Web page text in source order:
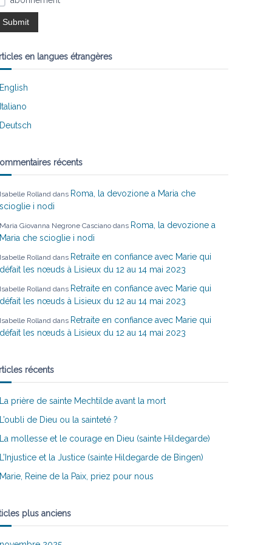
en langues étrangères
English
Italiano
Deutsch
récents
Isabelle Rolland dans Roma, la devozione a Maria che
scioglie i nodi
Maria Giovanna Negrone Casciano dans Roma, la devozione a
Maria che scioglie i nodi
Isabelle Rolland dans Retraite en confiance avec Marie qui
défait les nœuds à Lisieux du 12 au 14 mai 2023
Isabelle Rolland dans Retraite en confiance avec Marie qui
défait les nœuds à Lisieux du 12 au 14 mai 2023
Isabelle Rolland dans Retraite en confiance avec Marie qui
défait les nœuds à Lisieux du 12 au 14 mai 2023
récents
La prière de sainte Mechtilde avant la mort
L’oubli de Dieu ou la sainteté ?
La mollesse et le courage en Dieu (sainte Hildegarde)
L’Injustice et la Justice (sainte Hildegarde de Bingen)
Marie, Reine de la Paix, priez pour nous
plus anciens